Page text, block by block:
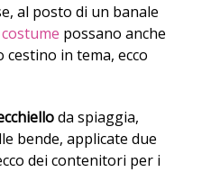
al posto di un banale
costume possano anche
in tema, ecco
da spiaggia,
bende, applicate due
dei contenitori per i